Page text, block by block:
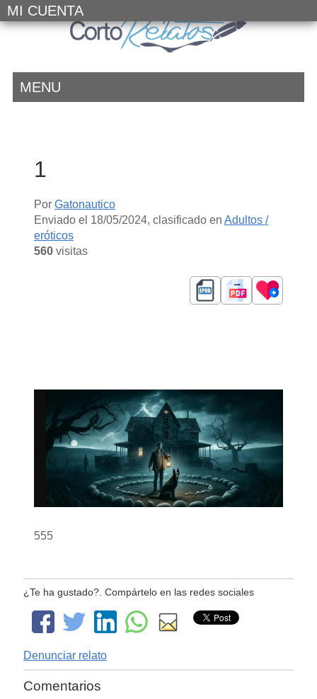
MI CUENTA
MENU
1
Por Gatonautico
Enviado el 18/05/2024, clasificado en Adultos /
eróticos
560visitas
555
¿Te ha gustado?. Compártelo en las redes sociales
Denunciar relato
Comentarios